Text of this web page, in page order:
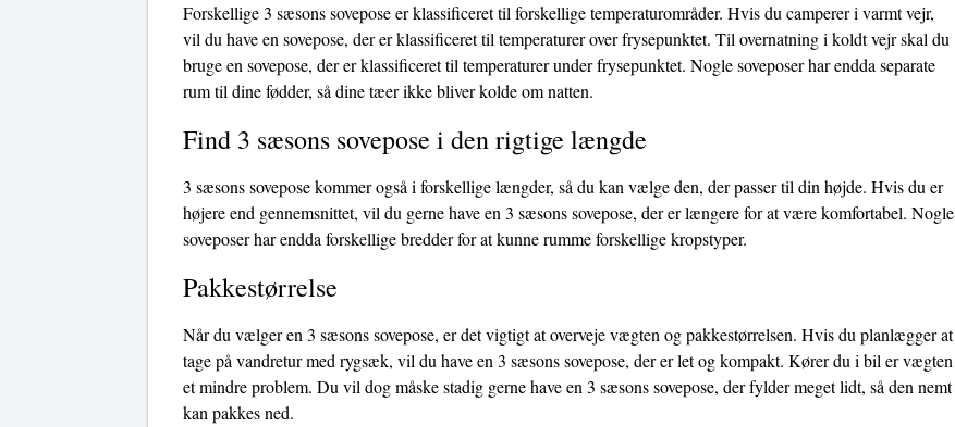
Forskellige 3 sæsons sovepose er klassificeret til forskellige temperaturområder. Hvis du camperer i varmt vejr,
vil du have en sovepose, der er klassificeret til temperaturer over frysepunktet. Til overnatning i koldt vejr skal du
bruge en sovepose, der er klassificeret til temperaturer under frysepunktet. Nogle soveposer har endda separate
rum til dine fødder, så dine tæer ikke bliver kolde om natten.
Find 3 sæsons sovepose i den rigtige længde
3 sæsons sovepose kommer også i forskellige længder, så du kan vælge den, der passer til din højde. Hvis du er
højere end gennemsnittet, vil du gerne have en 3 sæsons sovepose, der er længere for at være komfortabel. Nogle
soveposer har endda forskellige bredder for at kunne rumme forskellige kropstyper.
Pakkestørrelse
Når du vælger en 3 sæsons sovepose, er det vigtigt at overveje vægten og pakkestørrelsen. Hvis du planlægger at
tage på vandretur med rygsæk, vil du have en 3 sæsons sovepose, der er let og kompakt. Kører du i bil er vægten
et mindre problem. Du vil dog måske stadig gerne have en 3 sæsons sovepose, der fylder meget lidt, så den nemt
kan pakkes ned.